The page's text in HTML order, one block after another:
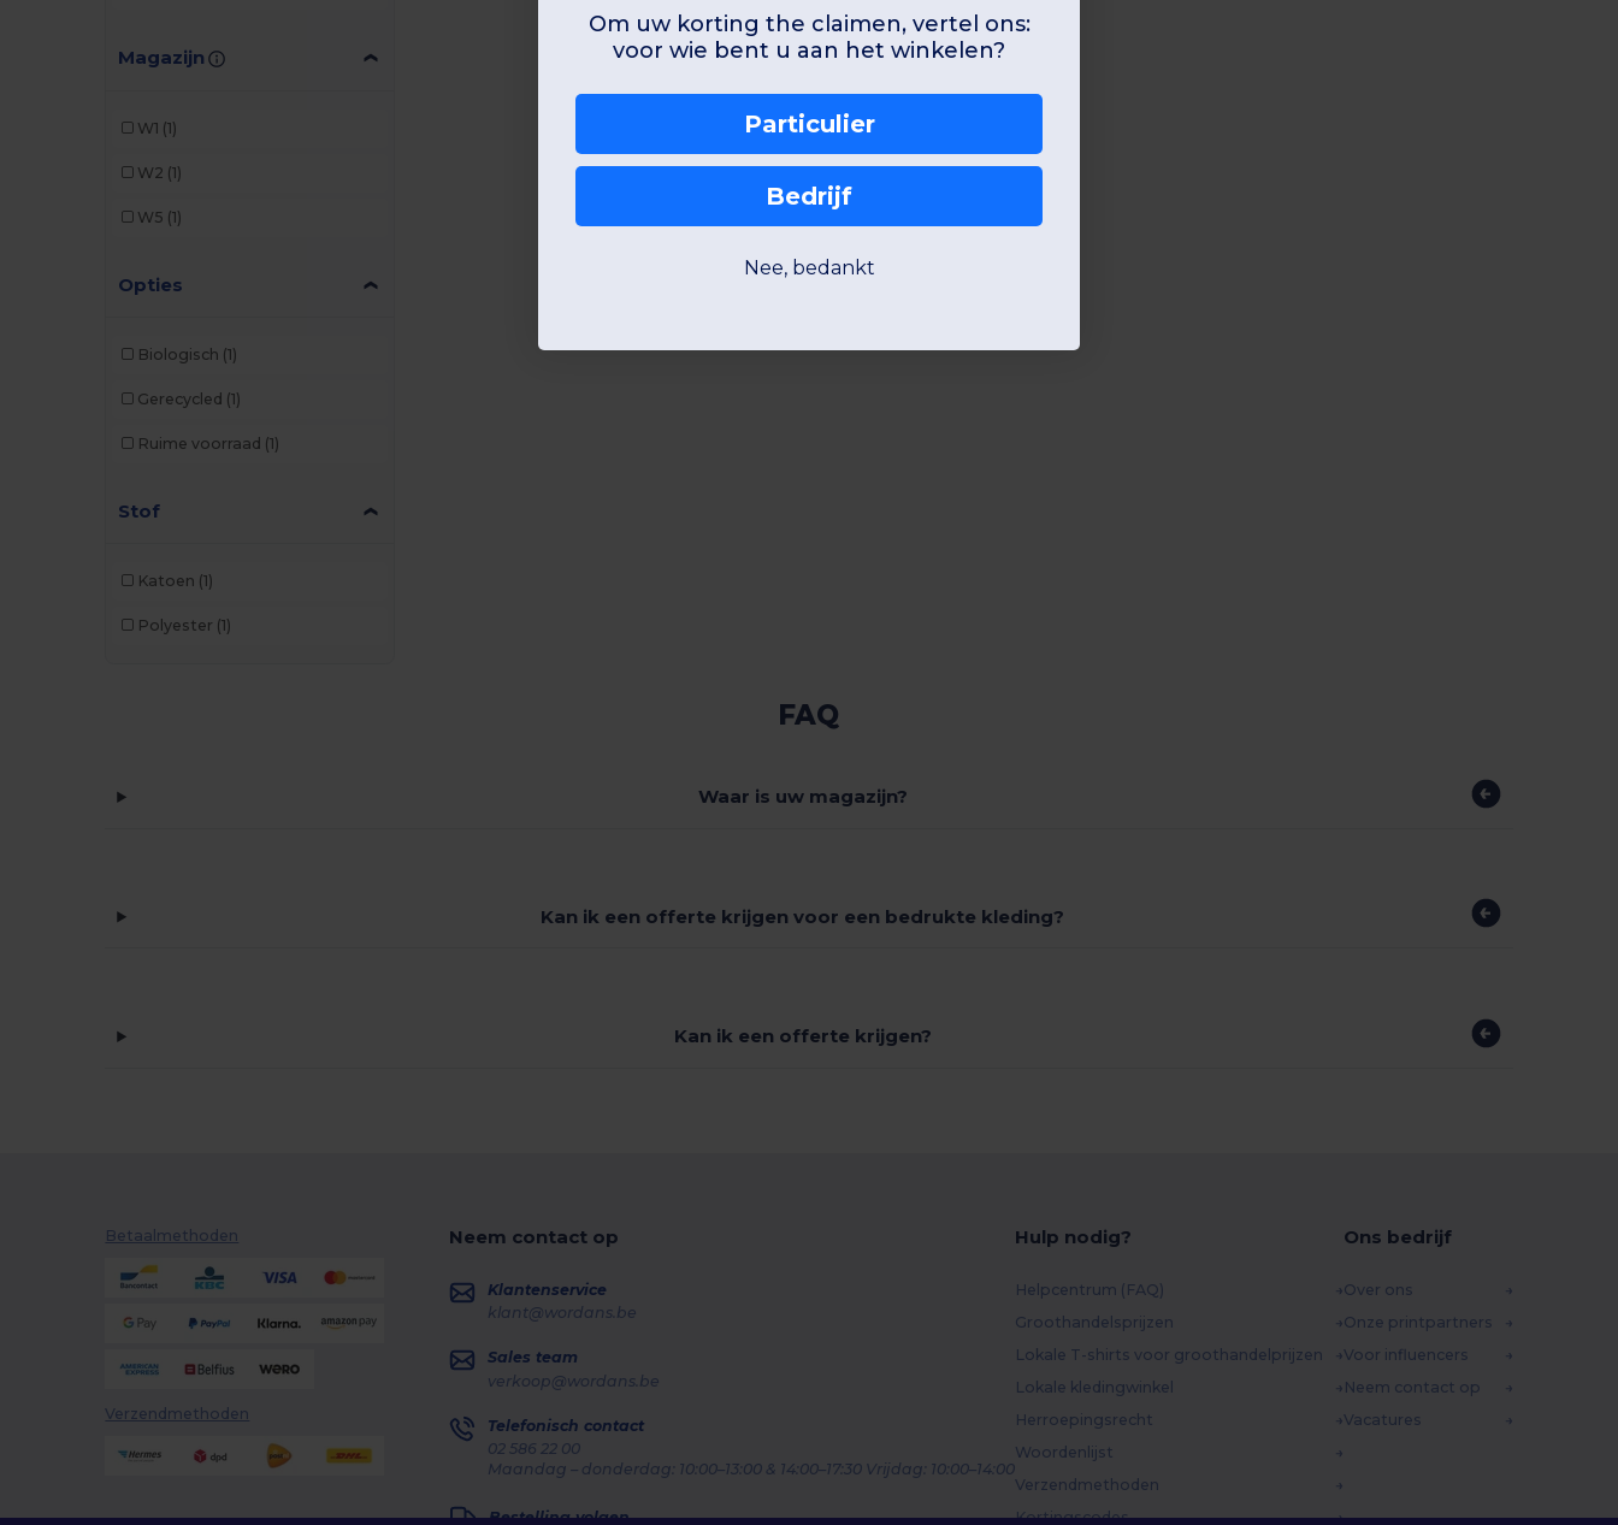
Magazijn
W1 (1)
W2 (1)
W5 (1)
Opties
Biologisch (1)
Gerecycled (1)
Ruime voorraad (1)
Stof
Katoen (1)
Polyester (1)
FAQ
Waar is uw magazijn?
Kan ik een offerte krijgen voor een bedrukte kleding?
Kan ik een offerte krijgen?
Betaalmethoden
Verzendmethoden
Neem contact op
Klantenservice
klant@wordans.be
Sales team
verkoop@wordans.be
Telefonisch contact
02 586 22 00
Maandag – donderdag: 10:00–13:00 & 14:00–17:30 Vrijdag: 10:00–14:00
Bestelling volgen
Hulp nodig?
Helpcentrum (FAQ)
Groothandelsprijzen
Lokale T-shirts voor groothandelprijzen
Lokale kledingwinkel
Herroepingsrecht
Woordenlijst
Verzendmethoden
Kortingscodes
Ons bedrijf
Over ons
Onze printpartners
Voor influencers
Neem contact op
Vacatures
Om uw korting the claimen, vertel ons:
voor wie bent u aan het winkelen?
Particulier
Bedrijf
Nee, bedankt